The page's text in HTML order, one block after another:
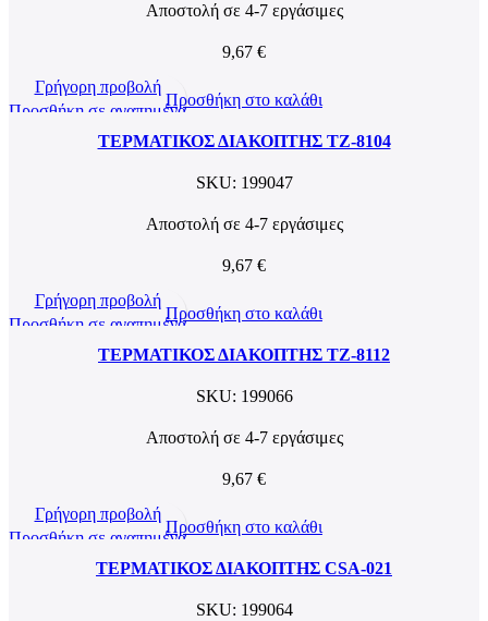
Αποστολή σε 4-7 εργάσιμες
9,67 €
Γρήγορη προβολή
Προσθήκη σε αγαπημένα
Προσθήκη στο καλάθι
ΤΕΡΜΑΤΙΚΟΣ ΔΙΑΚΟΠΤΗΣ TZ-8104
SKU: 199047
Αποστολή σε 4-7 εργάσιμες
9,67 €
Γρήγορη προβολή
Προσθήκη σε αγαπημένα
Προσθήκη στο καλάθι
ΤΕΡΜΑΤΙΚΟΣ ΔΙΑΚΟΠΤΗΣ TZ-8112
SKU: 199066
Αποστολή σε 4-7 εργάσιμες
9,67 €
Γρήγορη προβολή
Προσθήκη σε αγαπημένα
Προσθήκη στο καλάθι
ΤΕΡΜΑΤΙΚΟΣ ΔΙΑΚΟΠΤΗΣ CSA-021
SKU: 199064